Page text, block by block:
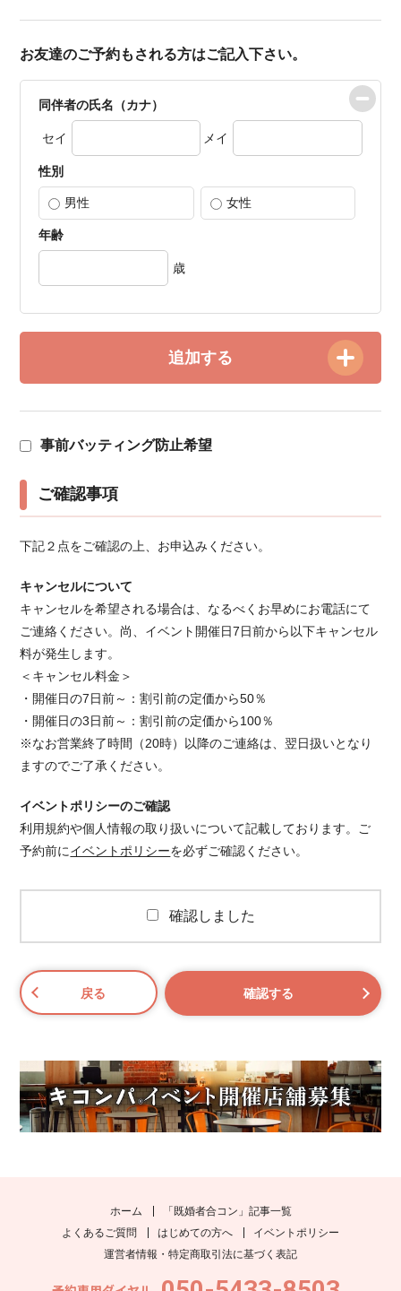
お友達のご予約もされる方はご記入下さい。
同伴者の氏名（カナ）
セイ メイ
性別
男性 女性
年齢
歳
追加する
事前バッティング防止希望
ご確認事項
下記２点をご確認の上、お申込みください。
キャンセルについて
キャンセルを希望される場合は、なるべくお早めにお電話にて
ご連絡ください。 尚、イベント開催日7日前から以下キャンセル
料が発生します。
＜キャンセル料金＞
・開催日の7日前～：割引前の定価から50％
・開催日の3日前～：割引前の定価から100％
※なお営業終了時間（20時）以降のご連絡は、翌日扱いとなり
ますのでご了承ください。
イベントポリシーのご確認
利用規約や個人情報の取り扱いについて記載しております。ご
予約前にイベントポリシーを必ずご確認ください。
確認しました
ホーム
「既婚者合コン」記事一覧
よくあるご質問
はじめての方へ
イベントポリシー
運営者情報・特定商取引法に基づく表記